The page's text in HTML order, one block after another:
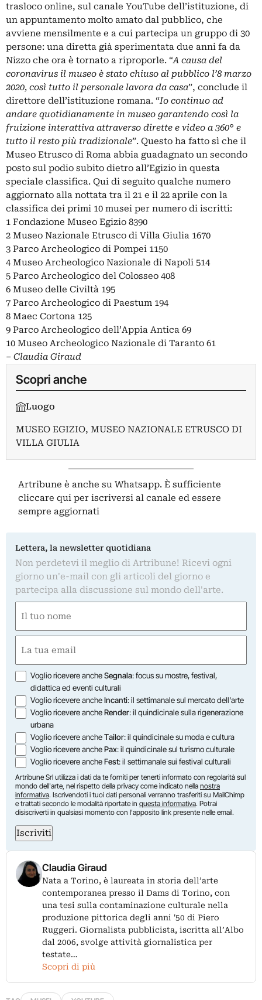
trasloco online, sul canale YouTube dell’istituzione, di
un appuntamento molto amato dal pubblico, che
avviene mensilmente e a cui partecipa un gruppo di 30
persone: una diretta già sperimentata due anni fa da
Nizzo che ora è tornato a riproporle. “A causa del
coronavirus il museo è stato chiuso al pubblico l’8 marzo
2020, così tutto il personale lavora da casa”, conclude il
direttore dell’istituzione romana. “Io continuo ad
andare quotidianamente in museo garantendo così la
fruizione interattiva attraverso dirette e video a 360° e
tutto il resto più tradizionale”. Questo ha fatto sì che il
Museo Etrusco di Roma abbia guadagnato un secondo
posto sul podio subito dietro all’Egizio in questa
speciale classifica. Qui di seguito qualche numero
aggiornato alla nottata tra il 21 e il 22 aprile con la
classifica dei primi 10 musei per numero di iscritti:
1 Fondazione Museo Egizio 8390
2 Museo Nazionale Etrusco di Villa Giulia 1670
3 Parco Archeologico di Pompei 1150
4 Museo Archeologico Nazionale di Napoli 514
5 Parco Archeologico del Colosseo 408
6 Museo delle Civiltà 195
7 Parco Archeologico di Paestum 194
8 Maec Cortona 125
9 Parco Archeologico dell’Appia Antica 69
10 Museo Archeologico Nazionale di Taranto 61
– Claudia Giraud
Scopri anche
Luogo
MUSEO EGIZIO, MUSEO NAZIONALE ETRUSCO DI
VILLA GIULIA
Artribune è anche su Whatsapp. È sufficiente
cliccare qui per iscriversi al canale ed essere
sempre aggiornati
Lettera, la newsletter quotidiana
Non perdetevi il meglio di Artribune! Ricevi ogni
giorno un'e-mail con gli articoli del giorno e
partecipa alla discussione sul mondo dell'arte.
(Required)
First
(Required)
Opzioni
Voglio ricevere ancheSegnala: focus su mostre, festival,
didattica ed eventi culturali
Voglio ricevere ancheIncanti: il settimanale sul mercato dell'arte
Voglio ricevere ancheRender: il quindicinale sulla rigenerazione
urbana
Voglio ricevere ancheTailor: il quindicinale su moda e cultura
Voglio ricevere anchePax: il quindicinale sul turismo culturale
Voglio ricevere ancheFest: il settimanale sui festival culturali
Artribune Srl utilizza i dati da te forniti per tenerti informato con regolarità sul
mondo dell'arte, nel rispetto della privacy come indicato nella nostra
informativa. Iscrivendoti i tuoi dati personali verranno trasferiti su MailChimp
e trattati secondo le modalità riportate in questa informativa. Potrai
disiscriverti in qualsiasi momento con l'apposito link presente nelle email.
Iscriviti
Claudia Giraud
Nata a Torino, è laureata in storia dell’arte
contemporanea presso il Dams di Torino, con
una tesi sulla contaminazione culturale nella
produzione pittorica degli anni '50 di Piero
Ruggeri. Giornalista pubblicista, iscritta all’Albo
dal 2006, svolge attività giornalistica per
testate…
Scopri di più